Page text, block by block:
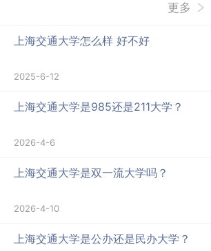
更多
上海交通大学怎么样 好不好
2025-6-12
上海交通大学是985还是211大学？
2026-4-6
上海交通大学是双一流大学吗？
2026-4-10
上海交通大学是公办还是民办大学？